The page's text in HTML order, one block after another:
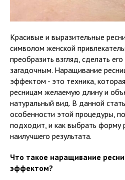
Красивые и выразительные
символом женской
преобразить взгляд, сделать
загадочным. Наращивание
эффектом - это техника,
ресницам желаемую длину и
натуральный вид. В данной
особенности этой процедуры,
подходит, и как выбрать форму
наилучшего результата.
Что такое наращивание
эффектом?